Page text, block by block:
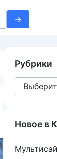
Рубрики
Рубрики
Новое в